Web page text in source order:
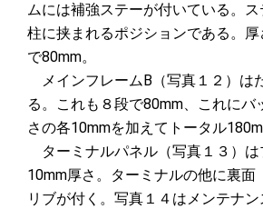
ムには補強ステーが付いている。
柱に挟まれるポジションである。
で80mm。
メインフレームB（写真１２）は
る。これも８段で80mm、これにバ
さの各10mmを加えてトータル
ターミナルパネル（写真１３）は
10mm厚さ。ターミナルの他に裏面
リブが付く。写真１４はメンテナ